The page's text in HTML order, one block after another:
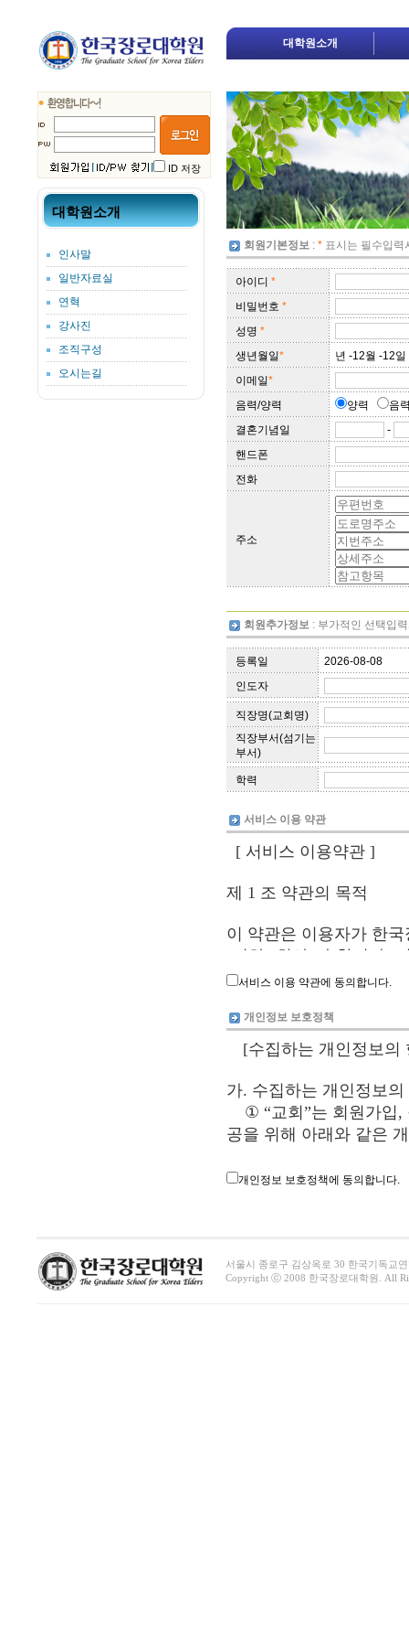
대학원소개
ID 저장
대학원소개
인사말
일반자료실
연혁
강사진
조직구성
오시는길
회원기본정보 : * 표시는 필수입력
아이디 *
비밀번호 *
성명 *
생년월일*
년 -12월 -12일
이메일*
음력/양력
양력
음
결혼기념일
-
핸드폰
전화
주소
회원추가정보 : 부가적인 선택입
등록일
2026-08-08
인도자
직장명(교회명)
직장부서(섬기는
부서)
학력
서비스 이용 약관
서비스 이용 약관에 동의합니다.
개인정보 보호정책
개인정보 보호정책에 동의합니다.
서울시 종로구 김상옥로 30 한국기독교
Copyright ⓒ 2008 한국장로대학원. All